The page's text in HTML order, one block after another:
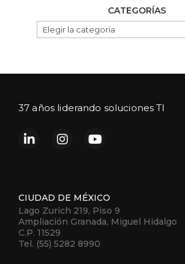
CATEGORÍAS
CATEGORÍAS
37 años liderando soluciones TI
CIUDAD DE MÉXICO
Lago Zurich 219, Piso 9
Ampliación Granada, Miguel Hidalgo
C.P. 11529
Tel. (55) 5282 8990